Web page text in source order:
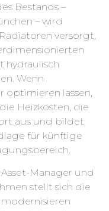
Bestands –
– wird
versorgt,
hydraulisch
Wenn
optimieren lassen,
Heizkosten, die
aus und bildet
für künftige
Manager und
stellt sich die
modernisieren